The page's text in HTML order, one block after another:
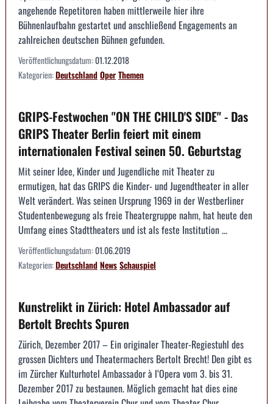
angehende Repetitoren haben mittlerweile hier ihre
Bühnenlaufbahn gestartet und anschließend Engagements an
zahlreichen deutschen Bühnen gefunden.
Veröffentlichungsdatum:01.12.2018
Kategorien:DeutschlandOperThemen
GRIPS-Festwochen "ON THE CHILD'S SIDE" - Das
GRIPS Theater Berlin feiert mit einem
internationalen Festival seinen 50. Geburtstag
Mit seiner Idee, Kinder und Jugendliche mit Theater zu
ermutigen, hat das GRIPS die Kinder- und Jugendtheater in aller
Welt verändert. Was seinen Ursprung 1969 in der Westberliner
Studentenbewegung als freie Theatergruppe nahm, hat heute den
Umfang eines Stadttheaters und ist als feste Institution ...
Veröffentlichungsdatum:01.06.2019
Kategorien:DeutschlandNewsSchauspiel
Kunstrelikt in Zürich: Hotel Ambassador auf
Bertolt Brechts Spuren
Zürich, Dezember 2017 – Ein originaler Theater-Regiestuhl des
grossen Dichters und Theatermachers Bertolt Brecht! Den gibt es
im Zürcher Kulturhotel Ambassador à l‘Opera vom 3. bis 31.
Dezember 2017 zu bestaunen. Möglich gemacht hat dies eine